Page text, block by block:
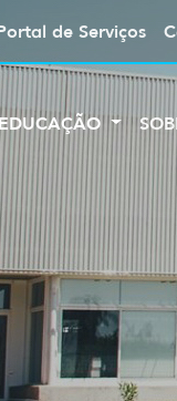
de Serviços
EDUCAÇÃO